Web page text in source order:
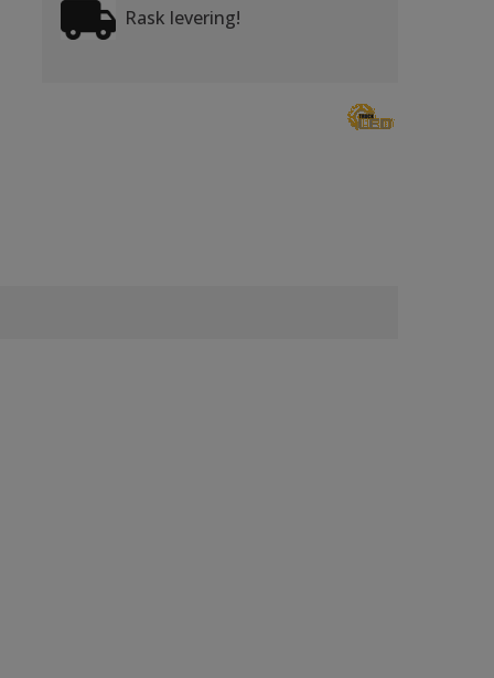
Rask levering!